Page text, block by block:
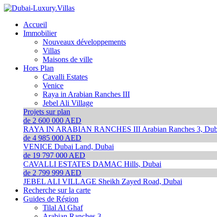
Accueil
Immobilier
Nouveaux développements
Villas
Maisons de ville
Hors Plan
Cavalli Estates
Venice
Raya in Arabian Ranches III
Jebel Ali Village
Projets sur plan
de 2 600 000 AED
RAYA IN ARABIAN RANCHES III Arabian Ranches 3,
de 4 985 000 AED
VENICE Dubai Land, Dubai
de 19 797 000 AED
CAVALLI ESTATES DAMAC Hills, Dubai
de 2 799 999 AED
JEBEL ALI VILLAGE Sheikh Zayed Road, Dubai
Recherche sur la carte
Guides de Région
Tilal Al Ghaf